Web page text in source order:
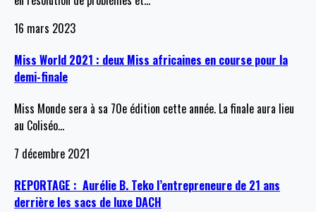
16 mars 2023
Miss World 2021 : deux Miss africaines en course pour la
demi-finale
Miss Monde sera à sa 70e édition cette année. La finale aura lieu
au Coliséo…
7 décembre 2021
REPORTAGE : Aurélie B. Teko l’entrepreneure de 21 ans
derrière les sacs de luxe DACH